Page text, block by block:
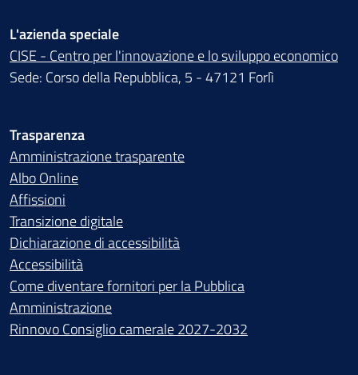
L'azienda speciale
CISE - Centro per l'innovazione e lo sviluppo economico
Sede: Corso della Repubblica, 5 - 47121 Forlì
Trasparenza
Amministrazione trasparente
Albo Online
Affissioni
Transizione digitale
Dichiarazione di accessibilità
Accessibilità
Come diventare fornitori per la Pubblica
Amministrazione
Rinnovo Consiglio camerale 2027-2032